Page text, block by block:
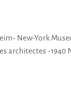
New-York
architectes -